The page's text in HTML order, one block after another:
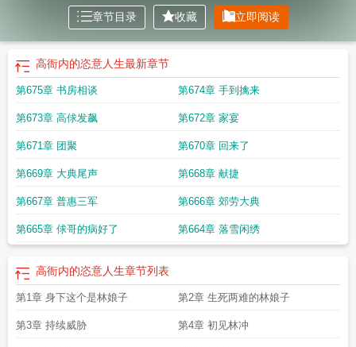
衙内不为人知的 高衙内新传免费阅读高衙内是主角的高衙内的恣意人生txt
衙内的幸福生活
章节目录 收藏 立即阅读
高衙内的恣意人生最新章节
第675章 书房相谈 第674章 手到擒来
第673章 高俅发飙 第672章 家宴
第671章 团聚 第670章 回来了
第669章 大典尾声 第668章 献捷
第667章 普惠三军 第666章 郊劳大典
第665章 俅哥的病好了 第664章 落雪闲绣
高衙内的恣意人生章节列表
第1章 身下这个是林娘子 第2章 生死两难的林娘子
第3章 持续威胁 第4章 初见林冲